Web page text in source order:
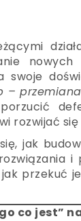
–
rozwijać
jak
przekuć
co jest”